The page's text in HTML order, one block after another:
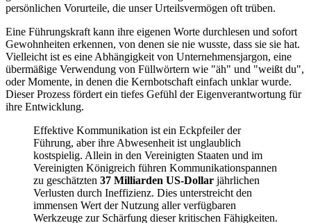
persönlichen Vorurteile, die unser Urteilsvermögen oft trüben.
Eine Führungskraft kann ihre eigenen Worte durchlesen und sofort
Gewohnheiten erkennen, von denen sie nie wusste, dass sie sie hat.
Vielleicht ist es eine Abhängigkeit von Unternehmensjargon, eine
übermäßige Verwendung von Füllwörtern wie "äh" und "weißt du",
oder Momente, in denen die Kernbotschaft einfach unklar wurde.
Dieser Prozess fördert ein tiefes Gefühl der Eigenverantwortung für
ihre Entwicklung.
Effektive Kommunikation ist ein Eckpfeiler der
Führung, aber ihre Abwesenheit ist unglaublich
kostspielig. Allein in den Vereinigten Staaten und im
Vereinigten Königreich führen Kommunikationspannen
zu geschätzten 37 Milliarden US-Dollar jährlichen
Verlusten durch Ineffizienz. Dies unterstreicht den
immensen Wert der Nutzung aller verfügbaren
Werkzeuge zur Schärfung dieser kritischen Fähigkeiten.